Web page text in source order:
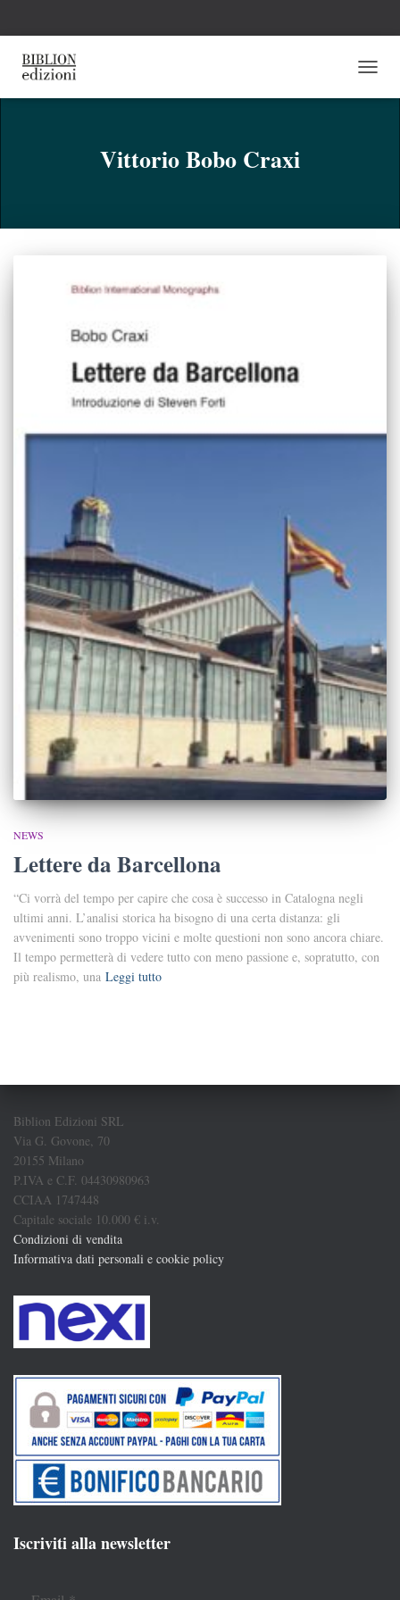
Vittorio Bobo Craxi
NEWS
Lettere da Barcellona
“Ci vorrà del tempo per capire che cosa è successo in Catalogna negli
ultimi anni. L’analisi storica ha bisogno di una certa distanza: gli
avvenimenti sono troppo vicini e molte questioni non sono ancora chiare.
Il tempo permetterà di vedere tutto con meno passione e, sopratutto, con
più realismo, una Leggi tutto
Biblion Edizioni SRL
Via G. Govone, 70
20155 Milano
P.IVA e C.F. 04430980963
CCIAA 1747448
Capitale sociale 10.000 € i.v.
Condizioni di vendita
Informativa dati personali e cookie policy
Iscriviti alla newsletter